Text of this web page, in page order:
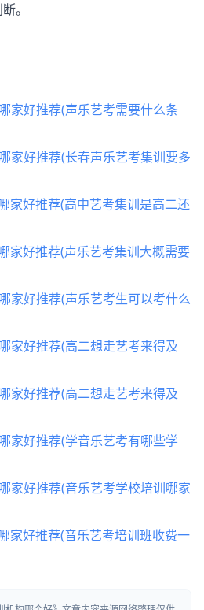
。
家好推荐(声乐艺考需要什么条
家好推荐(长春声乐艺考集训要多
家好推荐(高中艺考集训是高二还
家好推荐(声乐艺考集训大概需要
家好推荐(声乐艺考生可以考什么
家好推荐(高二想走艺考来得及
家好推荐(高二想走艺考来得及
家好推荐(学音乐艺考有哪些学
家好推荐(音乐艺考学校培训哪家
家好推荐(音乐艺考培训班收费一